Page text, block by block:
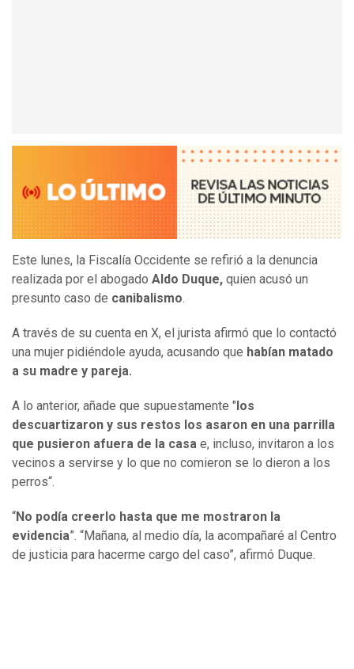
Este lunes, la Fiscalía Occidente se refirió a la denuncia
realizada por el abogado Aldo Duque, quien acusó un
presunto caso de canibalismo.
A través de su cuenta en X, el jurista afirmó que lo contactó
una mujer pidiéndole ayuda, acusando que habían matado
a su madre y pareja.
A lo anterior, añade que supuestamente " los
descuartizaron y sus restos los asaron en una parrilla
que pusieron afuera de la casa e, incluso, invitaron a los
vecinos a servirse y lo que no comieron se lo dieron a los
perros“.
“No podía creerlo hasta que me mostraron la
evidencia”. “Mañana, al medio día, la acompañaré al Centro
de justicia para hacerme cargo del caso”, afirmó Duque.